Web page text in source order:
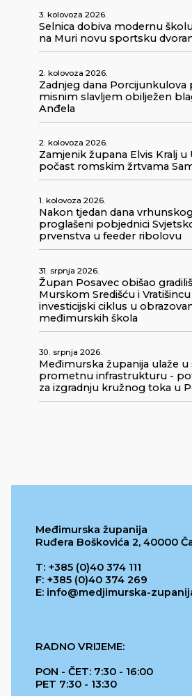
3. kolovoza 2026.
Selnica dobiva modernu
na Muri novu sportsku
2. kolovoza 2026.
Zadnjeg dana Porcijunkulova
misnim slavljem obilježen
Anđela
2. kolovoza 2026.
Zamjenik župana Elvis Kralj u
počast romskim žrtvama
1. kolovoza 2026.
Nakon tjedan dana
proglašeni pobjednici
prvenstva u feeder ribolovu
31. srpnja 2026.
Župan Posavec obišao
Murskom Središću i
investicijski ciklus u
međimurskih škola
30. srpnja 2026.
Međimurska županija ulaže u
prometnu infrastrukturu -
za izgradnju kružnog toka u
Međimurska županija
Ruđera Boškovića 2, 40000
T: +385 (0)40 374 111
F: +385 (0)40 374 269
E: info@medjimurska-
RADNO VRIJEME:
PON - ČET: 7:30 - 16:00
PET 7:30 - 13:30